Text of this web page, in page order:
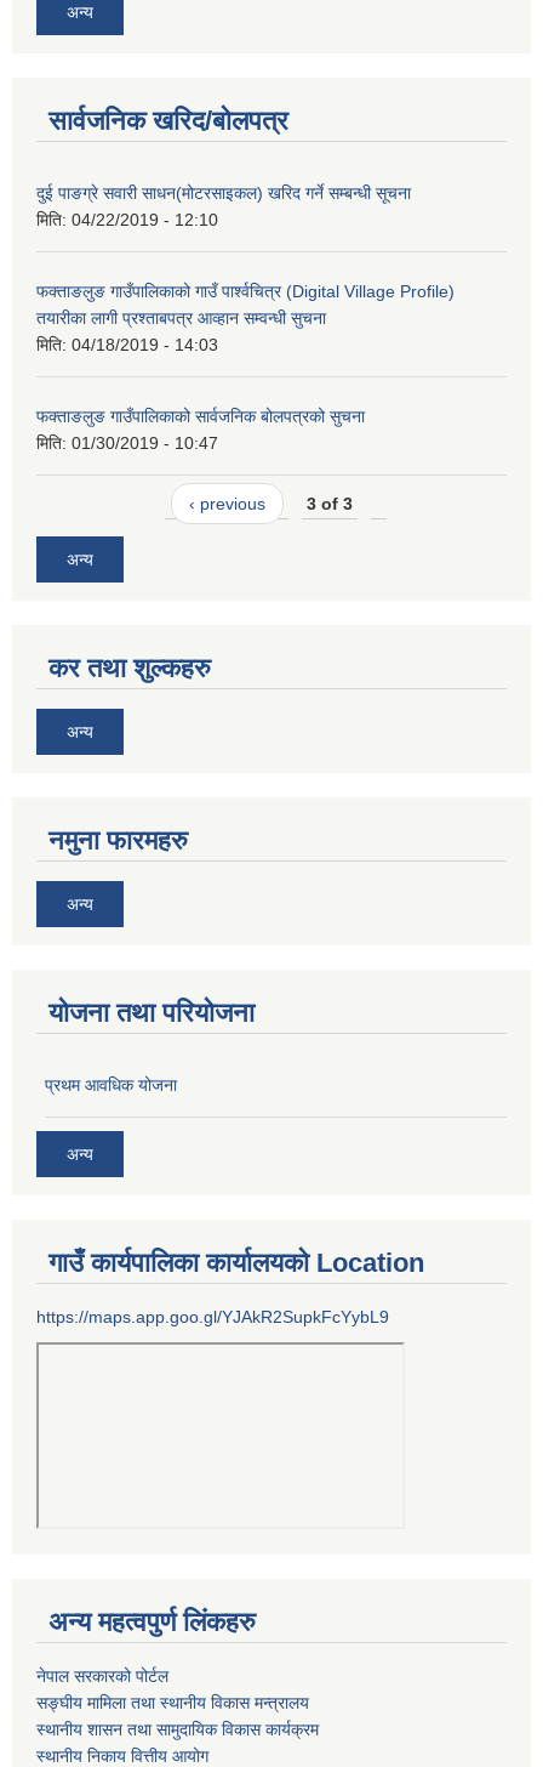
अन्य
सार्वजनिक खरिद/बोलपत्र
दुई पाङग्रे सवारी साधन(मोटरसाइकल) खरिद गर्ने सम्बन्धी सूचना
मिति: 04/22/2019 - 12:10
फक्ताङलुङ गाउँपालिकाको गाउँ पार्श्वचित्र (Digital Village Profile)
तयारीका लागी प्रश्ताबपत्र आव्हान सम्वन्धी सुचना
मिति: 04/18/2019 - 14:03
फक्ताङलुङ गाउँपालिकाको सार्वजनिक बोलपत्रको सुचना
मिति: 01/30/2019 - 10:47
‹ previous 3 of 3
अन्य
कर तथा शुल्कहरु
अन्य
नमुना फारमहरु
अन्य
योजना तथा परियोजना
प्रथम आवधिक योजना
अन्य
गाउँ कार्यपालिका कार्यालयको Location
https://maps.app.goo.gl/YJAkR2SupkFcYybL9
अन्य महत्वपुर्ण लिंकहरु
नेपाल सरकारको पोर्टल
सङ्घीय मामिला तथा स्थानीय विकास मन्त्रालय
स्थानीय शासन तथा सामुदायिक विकास कार्यक्रम
स्थानीय निकाय वित्तीय आयोग